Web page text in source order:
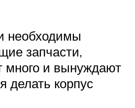
необходимы
запчасти,
много и вынуждают
делать корпус